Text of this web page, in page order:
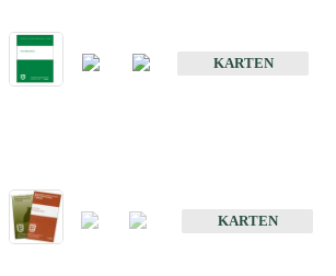
KARTEN
KARTEN